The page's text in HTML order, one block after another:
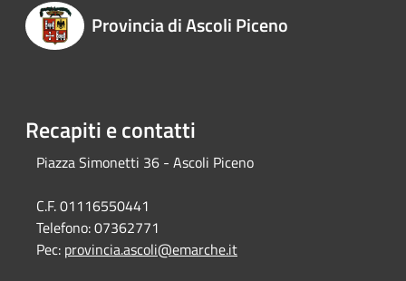
Provincia di Ascoli Piceno
Recapiti e contatti
Piazza Simonetti 36 - Ascoli Piceno
C.F. 01116550441
Telefono:07362771
Pec: provincia.ascoli@emarche.it